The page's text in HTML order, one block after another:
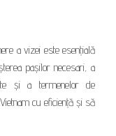
a vizei este esențială
pașilor necesari, a
și a termenelor de
cu eficiență și să